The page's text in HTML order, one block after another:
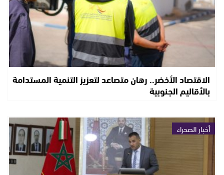
الاقتصاد الأخضر.. رهان متصاعد لتعزيز التنمية المستدامة
بالأقاليم الجنوبية
أخبار الصحراء